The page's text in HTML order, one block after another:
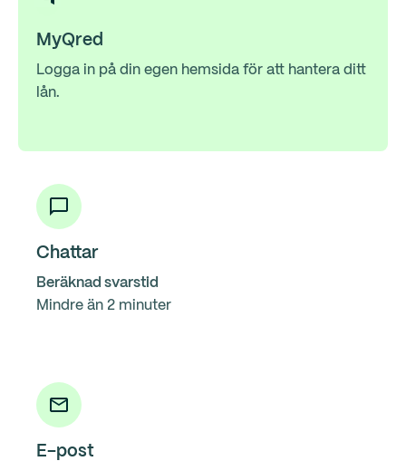
MyQred
Logga in på din egen hemsida för att hantera ditt
lån.
Chattar
Beräknad svarstid
Mindre än 2 minuter
E-post